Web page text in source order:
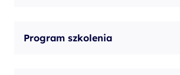
Program szkolenia